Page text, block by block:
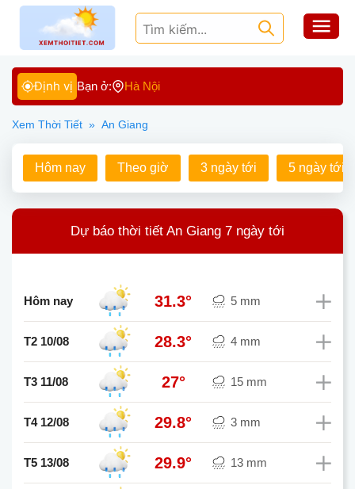
Định vị Bạn ở: Hà Nội
Xem Thời Tiết » An Giang
Hôm nay Theo giờ 3 ngày tới 5 ngày tới
Dự báo thời tiết An Giang 7 ngày tới
Hôm nay 31.3° 5 mm
T2 10/08 28.3° 4 mm
T3 11/08 27° 15 mm
T4 12/08 29.8° 3 mm
T5 13/08 29.9° 13 mm